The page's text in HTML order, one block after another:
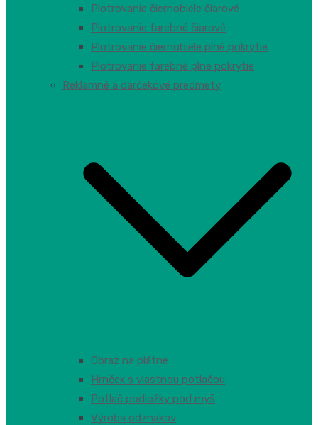
Plotrovanie čiernobiele čiarové
Plotrovanie farebné čiarové
Plotrovanie čiernobiele plné pokrytie
Plotrovanie farebné plné pokrytie
Reklamné a darčekové predmety
Obraz na plátne
Hrnček s vlastnou potlačou
Potlač podložky pod myš
Výroba odznakov